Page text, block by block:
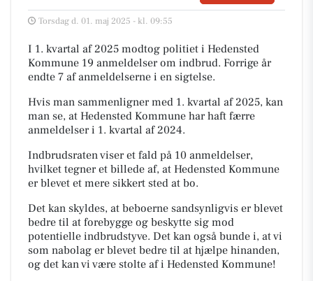
Torsdag d. 01. maj 2025 - kl. 09:55
I 1. kvartal af 2025 modtog politiet i Hedensted
Kommune 19 anmeldelser om indbrud. Forrige år
endte 7 af anmeldelserne i en sigtelse.
Hvis man sammenligner med 1. kvartal af 2025, kan
man se, at Hedensted Kommune har haft færre
anmeldelser i 1. kvartal af 2024.
Indbrudsraten viser et fald på 10 anmeldelser,
hvilket tegner et billede af, at Hedensted Kommune
er blevet et mere sikkert sted at bo.
Det kan skyldes, at beboerne sandsynligvis er blevet
bedre til at forebygge og beskytte sig mod
potentielle indbrudstyve. Det kan også bunde i, at vi
som nabolag er blevet bedre til at hjælpe hinanden,
og det kan vi være stolte af i Hedensted Kommune!